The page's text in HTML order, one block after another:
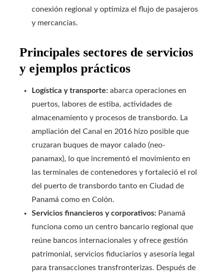
conexión regional y optimiza el flujo de pasajeros
y mercancías.
Principales sectores de servicios
y ejemplos prácticos
Logística y transporte: abarca operaciones en
puertos, labores de estiba, actividades de
almacenamiento y procesos de transbordo. La
ampliación del Canal en 2016 hizo posible que
cruzaran buques de mayor calado (neo-
panamax), lo que incrementó el movimiento en
las terminales de contenedores y fortaleció el rol
del puerto de transbordo tanto en Ciudad de
Panamá como en Colón.
Servicios financieros y corporativos: Panamá
funciona como un centro bancario regional que
reúne bancos internacionales y ofrece gestión
patrimonial, servicios fiduciarios y asesoría legal
para transacciones transfronterizas. Después de